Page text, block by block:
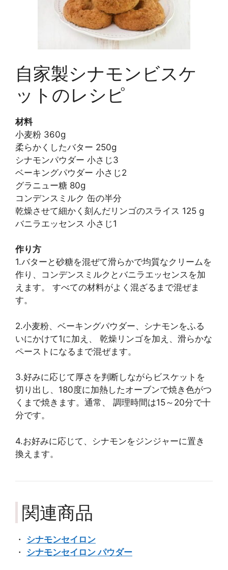
自家製シナモンビスケ
ットのレシピ
材料
小麦粉 360g
柔らかくしたバター 250g
シナモンパウダー 小さじ3
ベーキングパウダー 小さじ2
グラニュー糖 80g
コンデンスミルク 缶の半分
乾燥させて細かく刻んだリンゴのスライス 125 g
バニラエッセンス 小さじ1
作り方
1.バターと砂糖を混ぜて滑らかで均質なクリームを
作り、コンデンスミルクとバニラエッセンスを加
えます。 すべての材料がよく混ざるまで混ぜま
す。
2.小麦粉、ベーキングパウダー、シナモンをふる
いにかけて1に加え、 乾燥リンゴを加え、滑らかな
ペーストになるまで混ぜます。
3.好みに応じて厚さを判断しながらビスケットを
切り出し、180度に加熱したオーブンで焼き色がつ
くまで焼きます。通常、 調理時間は15～20分で十
分です。
4.お好みに応じて、シナモンをジンジャーに置き
換えます。
関連商品
・ シナモンセイロン
・ シナモンセイロン パウダー